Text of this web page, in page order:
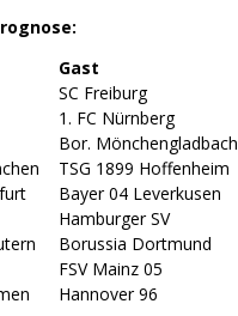
Gast
SC Freiburg
1. FC Nürnberg
Bor. Mönchengladbach
TSG 1899 Hoffenheim
Bayer 04 Leverkusen
Hamburger SV
Borussia Dortmund
FSV Mainz 05
Hannover 96